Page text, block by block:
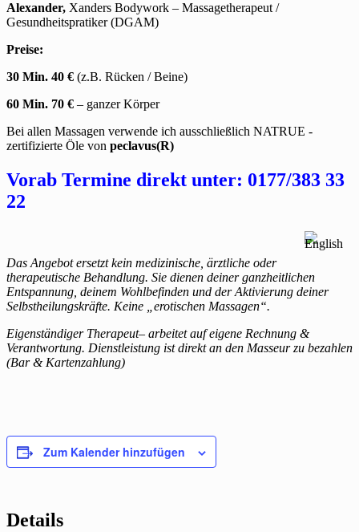
Alexander, Xanders Bodywork – Massagetherapeut /
Gesundheitspratiker (DGAM)
Preise:
30 Min. 40 € (z.B. Rücken / Beine)
60 Min. 70 € – ganzer Körper
Bei allen Massagen verwende ich ausschließlich NATRUE -
zertifizierte Öle von peclavus(R)
Vorab Termine direkt unter: 0177/383 33
22
Das Angebot ersetzt kein medizinische, ärztliche oder
therapeutische Behandlung. Sie dienen deiner ganzheitlichen
Entspannung, deinem Wohlbefinden und der Aktivierung deiner
Selbstheilungskräfte. Keine „erotischen Massagen“.
Eigenständiger Therapeut– arbeitet auf eigene Rechnung &
Verantwortung. Dienstleistung ist direkt an den Masseur zu bezahlen
(Bar & Kartenzahlung)
Zum Kalender hinzufügen
Details